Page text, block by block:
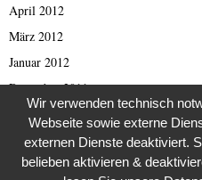
April 2012
März 2012
Januar 2012
Dezember 2011
November 2011
April 2011
März 2011
Wir verwenden technisch
Webseite sowie externe
externen Dienste deaktiviert.
belieben aktivieren &